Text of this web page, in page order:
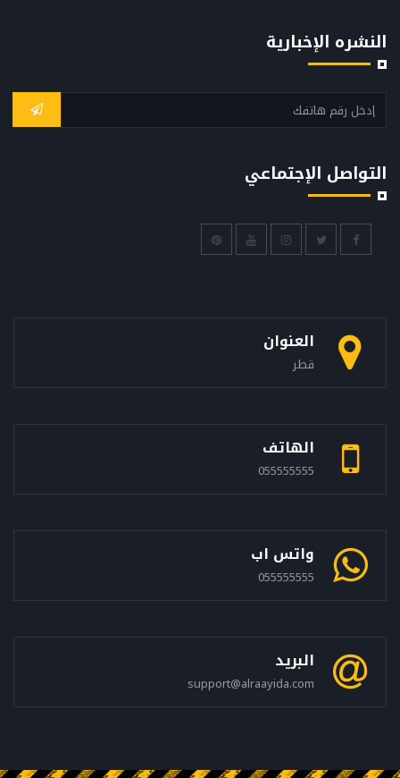
النشره الإخبارية
التواصل الإجتماعي
العنوان
قطر
الهاتف
055555555
واتس اب
055555555
البريد
support@alraayida.com